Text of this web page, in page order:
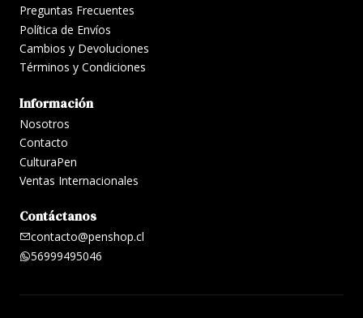
Preguntas Frecuentes
Política de Envíos
Cambios y Devoluciones
Términos y Condiciones
Información
Nosotros
Contacto
CulturaPen
Ventas Internacionales
Contáctanos
contacto@penshop.cl
56999495046